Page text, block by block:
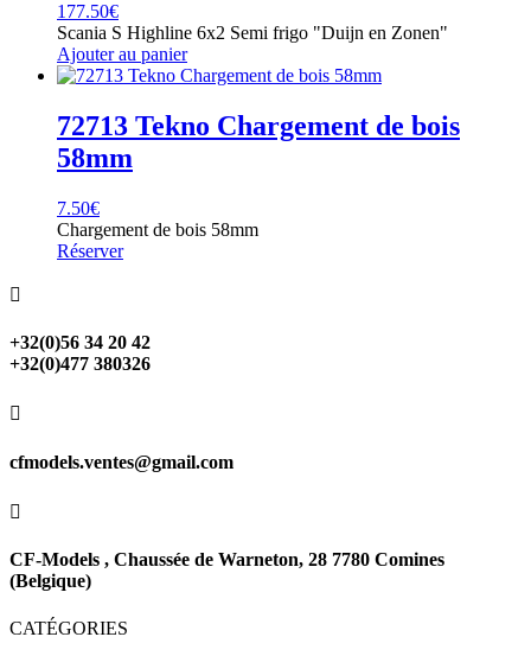
177.50€
Scania S Highline 6x2 Semi frigo "Duijn en Zonen"
Ajouter au panier
72713 Tekno Chargement de bois
58mm
7.50€
Chargement de bois 58mm
Réserver

+32(0)56 34 20 42
+32(0)477 380326

cfmodels.ventes@gmail.com

CF-Models , Chaussée de Warneton, 28 7780 Comines
(Belgique)
CATÉGORIES